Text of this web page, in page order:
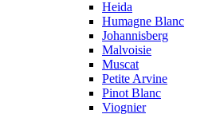
Heida
Humagne Blanc
Johannisberg
Malvoisie
Muscat
Petite Arvine
Pinot Blanc
Viognier